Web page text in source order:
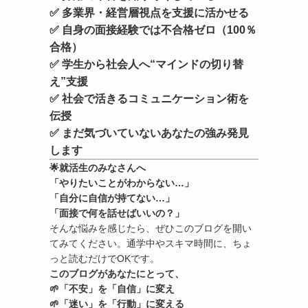
✅ 多業界・経営層視点を支援に活かせる
✅ 自身の面接経験では不合格ゼロ
（100％
合格）
✅ 学生から社会人へ“マインドの切り替
え”支援
✅ 社会で活きるコミュニケーション術を
伝授
✅ まだ気づいていないあなたの強み発見
します
🌟就活生のみなさんへ
「やりたいことがわからない…」
「自分に自信が持てない…」
「面接で何を話せばいいの？」
そんな悩みを感じたら、ぜひこのブログを開い
てみてください。通学中やスキマ時間に、ちょ
っと読むだけでOKです。
このブログがあなたにとって、
🌱「不安」を「自信」に変え
🌱「迷い」を「行動」に変える